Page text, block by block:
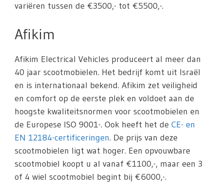
variëren tussen de €3500,- tot €5500,-.
Afikim
Afikim Electrical Vehicles produceert al meer dan
40 jaar scootmobielen. Het bedrijf komt uit Israël
en is internationaal bekend. Afikim zet veiligheid
en comfort op de eerste plek en voldoet aan de
hoogste kwaliteitsnormen voor scootmobielen en
de Europese ISO 9001-. Ook heeft het de CE- en
EN 12184-certificeringen. De prijs van deze
scootmobielen ligt wat hoger. Een opvouwbare
scootmobiel koopt u al vanaf €1100,-, maar een 3
of 4 wiel scootmobiel begint bij €6000,-.